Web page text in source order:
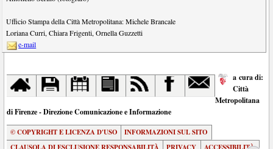
Ufficio Stampa della Città Metropolitana:Michele Brancale
Loriana Curri,Chiara Frigenti,Ornella Guzzetti
e-mail
a cura di:
Città
Metropolitana
di Firenze - Direzione Comunicazione e Informazione
© COPYRIGHT E LICENZA D'USO
INFORMAZIONI SUL SITO